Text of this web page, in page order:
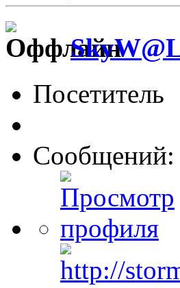
Посетитель
Сообщений: